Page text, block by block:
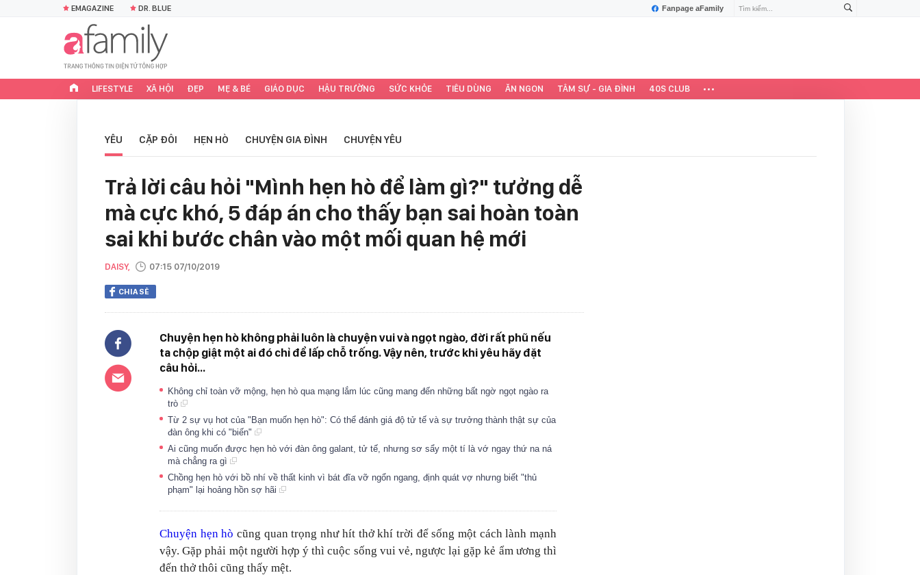
Fanpage aFamily
EMAGAZINE DR. BLUE
LIFESTYLE XÃ HỘI ĐẸP MẸ & BÉ GIÁO DỤC HẬU TRƯỜNG SỨC KHỎE TIÊU DÙNG ĂN NGON TÂM SỰ - GIA ĐÌNH 40S CLUB
YÊU CẶP ĐÔI HẸN HÒ CHUYỆN GIA ĐÌNH CHUYỆN YÊU
Trả lời câu hỏi "Mình hẹn hò để làm gì?" tưởng dễ
mà cực khó, 5 đáp án cho thấy bạn sai hoàn toàn
sai khi bước chân vào một mối quan hệ mới
DAISY, 07:15 07/10/2019
CHIA SẺ
Chuyện hẹn hò không phải luôn là chuyện vui và ngọt ngào, đời rất phũ nếu
ta chộp giật một ai đó chỉ để lấp chỗ trống. Vậy nên, trước khi yêu hãy đặt
câu hỏi...
Không chỉ toàn vỡ mộng, hẹn hò qua mạng lắm lúc cũng mang đến những bất ngờ ngọt ngào ra
trò
Từ 2 sự vụ hot của "Bạn muốn hẹn hò": Có thể đánh giá độ tử tế và sự trưởng thành thật sự của
đàn ông khi có "biến"
Ai cũng muốn được hẹn hò với đàn ông galant, tử tế, nhưng sơ sẩy một tí là vớ ngay thứ na ná
mà chẳng ra gì
Chồng hẹn hò với bồ nhí về thất kinh vì bát đĩa vỡ ngổn ngang, định quát vợ nhưng biết "thủ
phạm" lại hoảng hồn sợ hãi
Chuyện hẹn hò cũng quan trọng như hít thở khí trời để sống một cách lành mạnh
vậy. Gặp phải một người hợp ý thì cuộc sống vui vẻ, ngược lại gặp kẻ ẩm ương thì
đến thở thôi cũng thấy mệt.